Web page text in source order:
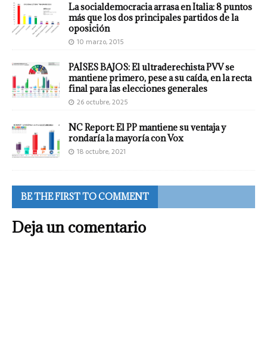
La socialdemocracia arrasa en Italia: 8 puntos
más que los dos principales partidos de la
oposición
10 marzo, 2015
PAÍSES BAJOS: El ultraderechista PVV se
mantiene primero, pese a su caída, en la recta
final para las elecciones generales
26 octubre, 2025
NC Report: El PP mantiene su ventaja y
rondaría la mayoría con Vox
18 octubre, 2021
BE THE FIRST TO COMMENT
Deja un comentario